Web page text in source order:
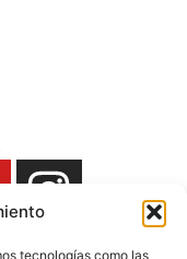
tecnologías como las